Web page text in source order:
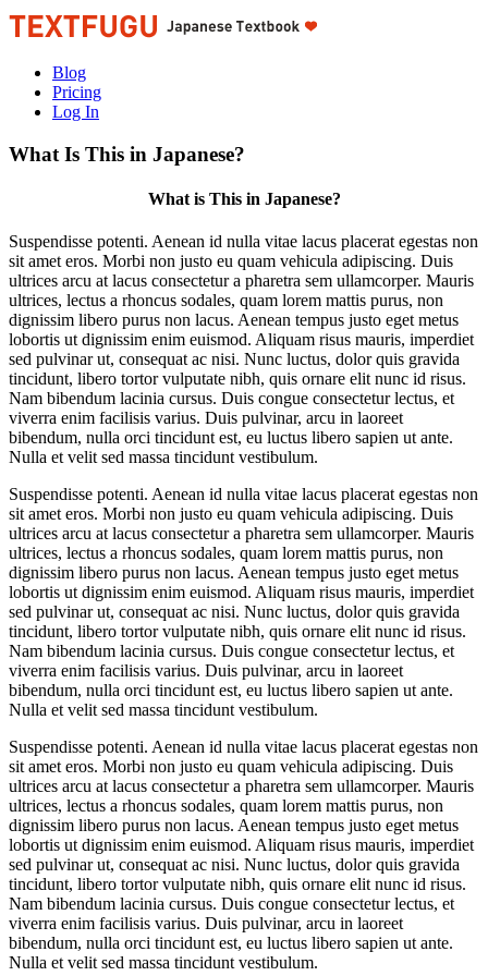
Blog
Pricing
Log In
What Is This in Japanese?
What is This in Japanese?
Suspendisse potenti. Aenean id nulla vitae lacus placerat egestas non
sit amet eros. Morbi non justo eu quam vehicula adipiscing. Duis
ultrices arcu at lacus consectetur a pharetra sem ullamcorper. Mauris
ultrices, lectus a rhoncus sodales, quam lorem mattis purus, non
dignissim libero purus non lacus. Aenean tempus justo eget metus
lobortis ut dignissim enim euismod. Aliquam risus mauris, imperdiet
sed pulvinar ut, consequat ac nisi. Nunc luctus, dolor quis gravida
tincidunt, libero tortor vulputate nibh, quis ornare elit nunc id risus.
Nam bibendum lacinia cursus. Duis congue consectetur lectus, et
viverra enim facilisis varius. Duis pulvinar, arcu in laoreet
bibendum, nulla orci tincidunt est, eu luctus libero sapien ut ante.
Nulla et velit sed massa tincidunt vestibulum.
Suspendisse potenti. Aenean id nulla vitae lacus placerat egestas non
sit amet eros. Morbi non justo eu quam vehicula adipiscing. Duis
ultrices arcu at lacus consectetur a pharetra sem ullamcorper. Mauris
ultrices, lectus a rhoncus sodales, quam lorem mattis purus, non
dignissim libero purus non lacus. Aenean tempus justo eget metus
lobortis ut dignissim enim euismod. Aliquam risus mauris, imperdiet
sed pulvinar ut, consequat ac nisi. Nunc luctus, dolor quis gravida
tincidunt, libero tortor vulputate nibh, quis ornare elit nunc id risus.
Nam bibendum lacinia cursus. Duis congue consectetur lectus, et
viverra enim facilisis varius. Duis pulvinar, arcu in laoreet
bibendum, nulla orci tincidunt est, eu luctus libero sapien ut ante.
Nulla et velit sed massa tincidunt vestibulum.
Suspendisse potenti. Aenean id nulla vitae lacus placerat egestas non
sit amet eros. Morbi non justo eu quam vehicula adipiscing. Duis
ultrices arcu at lacus consectetur a pharetra sem ullamcorper. Mauris
ultrices, lectus a rhoncus sodales, quam lorem mattis purus, non
dignissim libero purus non lacus. Aenean tempus justo eget metus
lobortis ut dignissim enim euismod. Aliquam risus mauris, imperdiet
sed pulvinar ut, consequat ac nisi. Nunc luctus, dolor quis gravida
tincidunt, libero tortor vulputate nibh, quis ornare elit nunc id risus.
Nam bibendum lacinia cursus. Duis congue consectetur lectus, et
viverra enim facilisis varius. Duis pulvinar, arcu in laoreet
bibendum, nulla orci tincidunt est, eu luctus libero sapien ut ante.
Nulla et velit sed massa tincidunt vestibulum.